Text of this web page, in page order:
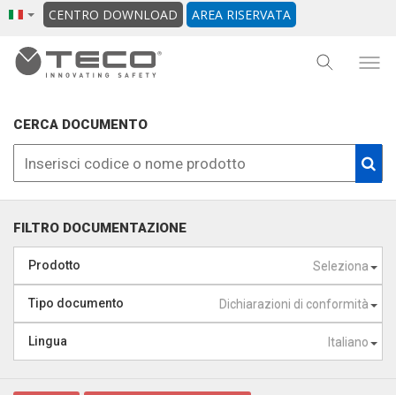
CENTRO DOWNLOAD AREA RISERVATA
CERCA DOCUMENTO
FILTRO DOCUMENTAZIONE
Seleziona
Prodotto
Dichiarazioni di conformità
Tipo documento
Italiano
Lingua